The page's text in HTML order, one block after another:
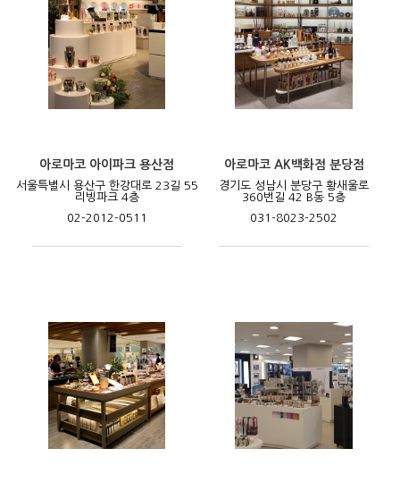
아로마코 아이파크 용산점
서울특별시 용산구 한강대로 23길 55
리빙파크 4층
02-2012-0511
아로마코 AK백화점 분당점
경기도 성남시 분당구 황새울로
360번길 42 B동 5층
031-8023-2502